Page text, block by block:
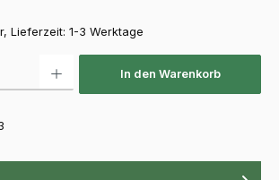
Lieferzeit: 1-3 Werktage
In den Warenkorb